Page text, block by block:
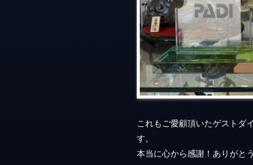
これもご愛顧頂いたゲストダ
す。
本当に心から感謝！ありがと